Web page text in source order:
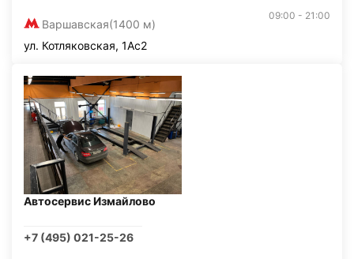
Варшавская(1400 м)
09:00 - 21:00
ул. Котляковская, 1Ас2
Автосервис Измайлово
+7 (495) 021-25-26